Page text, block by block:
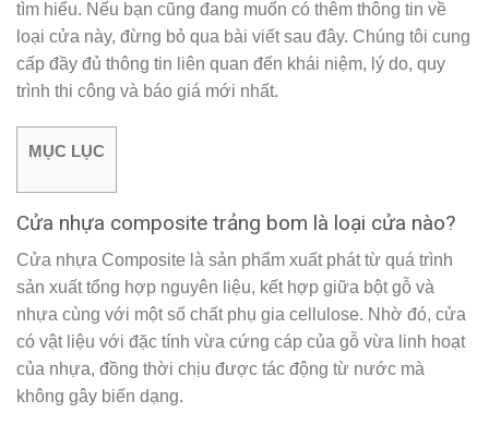
tìm hiểu. Nếu bạn cũng đang muốn có thêm thông tin về
loại cửa này, đừng bỏ qua bài viết sau đây. Chúng tôi cung
cấp đầy đủ thông tin liên quan đến khái niệm, lý do, quy
trình thi công và báo giá mới nhất.
MỤC LỤC
Cửa nhựa composite trảng bom là loại cửa nào?
Cửa nhựa Composite là sản phẩm xuất phát từ quá trình
sản xuất tổng hợp nguyên liệu, kết hợp giữa bột gỗ và
nhựa cùng với một số chất phụ gia cellulose. Nhờ đó, cửa
có vật liệu với đặc tính vừa cứng cáp của gỗ vừa linh hoạt
của nhựa, đồng thời chịu được tác động từ nước mà
không gây biến dạng.